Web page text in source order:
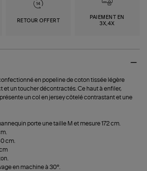
RETOUR OFFERT
PAIEMENT EN
3X,4X
en popeline de coton tissée légère
et un toucher décontractés. Ce haut à enfiler,
un col en jersey côtelé contrastant et une
porte une taille M et mesure 172 cm.
cm.
en machine à 30°.